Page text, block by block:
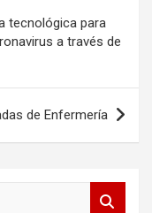
tecnológica para
a través de
de Enfermería